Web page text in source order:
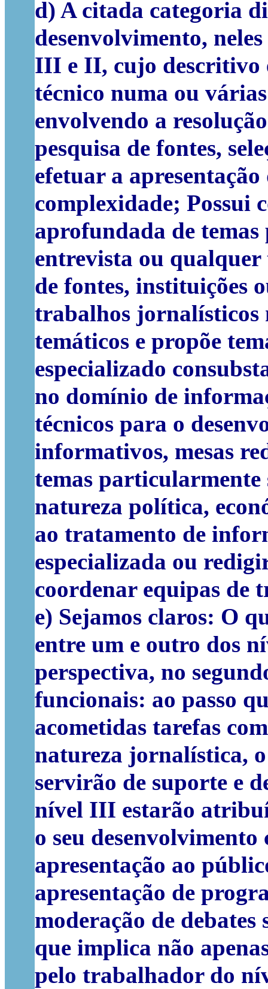
d) A citada categoria
desenvolvimento,
III e II, cujo descritivo
técnico numa ou
envolvendo a
pesquisa de fontes,
efetuar a
complexidade; Possui
aprofundada de
entrevista ou
de fontes, instituições
trabalhos jornalísticos
temáticos e propõe
especializado
no domínio de
técnicos para o
informativos, mesas
temas particularmente
natureza política,
ao tratamento de
especializada ou
coordenar equipas de
e) Sejamos claros: O
entre um e outro dos
perspectiva, no
funcionais: ao passo
acometidas tarefas
natureza jornalística,
servirão de suporte e
nível III estarão
o seu
apresentação ao
apresentação de
moderação de
que implica não
pelo trabalhador do